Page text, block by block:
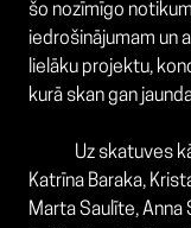
šo nozīmīgo
iedrošinājumam un
lielāku projektu,
kurā skan gan
Uz skatuves
Katrīna Baraka,
Marta Saulīte, Anna